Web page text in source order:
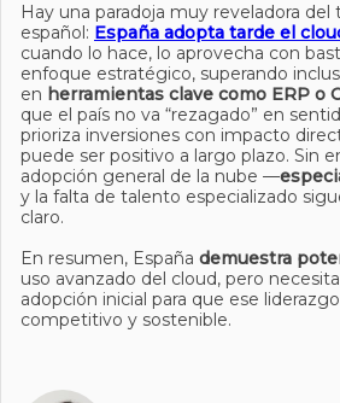
Hay una paradoja muy reveladora del
español: España adopta tarde el
cuando lo hace, lo aprovecha con
enfoque estratégico, superando
en herramientas clave como ERP o
que el país no va “rezagado” en
prioriza inversiones con impacto
puede ser positivo a largo plazo. Sin
adopción general de la nube —
y la falta de talento especializado
claro.
En resumen, España demuestra
uso avanzado del cloud, pero
adopción inicial para que ese
competitivo y sostenible.